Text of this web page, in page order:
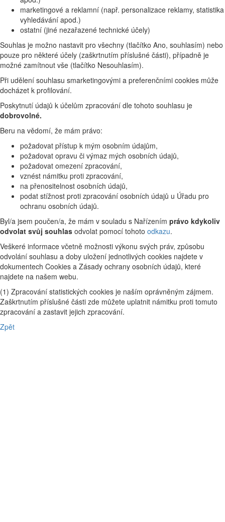
marketingové a reklamní (např. personalizace reklamy, statistika
vyhledávání apod.)
ostatní (jiné nezařazené technické účely)
Souhlas je možno nastavit pro všechny (tlačítko Ano, souhlasím) nebo
pouze pro některé účely (zaškrtnutím příslušné části), případně je
možné zamítnout vše (tlačítko Nesouhlasím).
Při udělení souhlasu smarketingovými a preferenčními cookies může
docházet k profilování.
Poskytnutí údajů k účelům zpracování dle tohoto souhlasu je
dobrovolné.
Beru na vědomí, že mám právo:
požadovat přístup k mým osobním údajům,
požadovat opravu či výmaz mých osobních údajů,
požadovat omezení zpracování,
vznést námitku proti zpracování,
na přenositelnost osobních údajů,
podat stížnost proti zpracování osobních údajů u Úřadu pro
ochranu osobních údajů.
Byl/a jsem poučen/a, že mám v souladu s Nařízením právo kdykoliv
odvolat svůj souhlas odvolat pomocí tohoto odkazu.
Veškeré informace včetně možnosti výkonu svých práv, způsobu
odvolání souhlasu a doby uložení jednotlivých cookies najdete v
dokumentech Cookies a Zásady ochrany osobních údajů, které
najdete na našem webu.
(1) Zpracování statistických cookies je naším oprávněným zájmem.
Zaškrtnutím příslušné části zde můžete uplatnit námitku proti tomuto
zpracování a zastavit jejich zpracování.
Zpět